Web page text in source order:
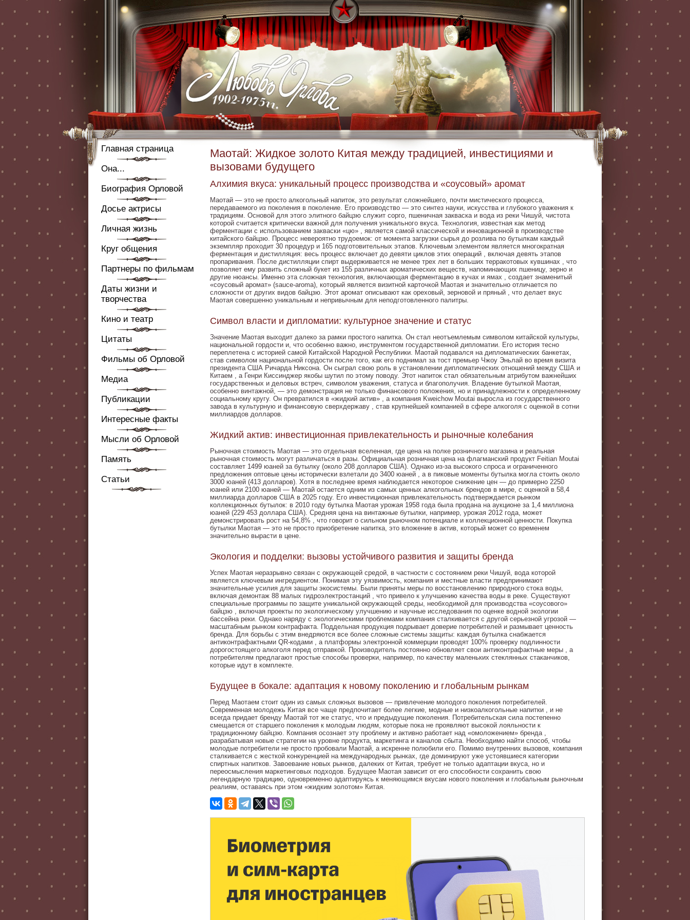
Главная страница
Она...
Биография Орловой
Досье актрисы
Личная жизнь
Круг общения
Партнеры по фильмам
Даты жизни и
творчества
Кино и театр
Цитаты
Фильмы об Орловой
Медиа
Публикации
Интересные факты
Мысли об Орловой
Память
Статьи
Маотай: Жидкое золото Китая между традицией, инвестициями и
вызовами будущего
Алхимия вкуса: уникальный процесс производства и «соусовый» аромат
Маотай — это не просто алкогольный напиток, это результат сложнейшего, почти мистического процесса,
передаваемого из поколения в поколение. Его производство — это синтез науки, искусства и глубокого уважения к
традициям. Основой для этого элитного байцзю служит сорго, пшеничная закваска и вода из реки Чишуй, чистота
которой считается критически важной для получения уникального вкуса. Технология, известная как метод
ферментации с использованием закваски «цю» , является самой классической и инновационной в производстве
китайского байцзю. Процесс невероятно трудоемок: от момента загрузки сырья до розлива по бутылкам каждый
экземпляр проходит 30 процедур и 165 подготовительных этапов. Ключевым элементом является многократная
ферментация и дистилляция: весь процесс включает до девяти циклов этих операций , включая девять этапов
пропаривания. После дистилляции спирт выдерживается не менее трех лет в больших терракотовых кувшинах , что
позволяет ему развить сложный букет из 155 различных ароматических веществ, напоминающих пшеницу, зерно и
другие нюансы. Именно эта сложная технология, включающая ферментацию в кучах и ямах , создает знаменитый
«соусовый аромат» (sauce-aroma), который является визитной карточкой Маотая и значительно отличается по
сложности от других видов байцзю. Этот аромат описывают как ореховый, зерновой и пряный , что делает вкус
Маотая совершенно уникальным и непривычным для неподготовленного палитры.
Символ власти и дипломатии: культурное значение и статус
Значение Маотая выходит далеко за рамки простого напитка. Он стал неотъемлемым символом китайской культуры,
национальной гордости и, что особенно важно, инструментом государственной дипломатии. Его история тесно
переплетена с историей самой Китайской Народной Республики. Маотай подавался на дипломатических банкетах,
став символом национальной гордости после того, как его поднимал за тост премьер Чжоу Эньлай во время визита
президента США Ричарда Никсона. Он сыграл свою роль в установлении дипломатических отношений между США и
Китаем , а Генри Киссинджер якобы шутил по этому поводу. Этот напиток стал обязательным атрибутом важнейших
государственных и деловых встреч, символом уважения, статуса и благополучия. Владение бутылкой Маотая,
особенно винтажной, — это демонстрация не только финансового положения, но и принадлежности к определенному
социальному кругу. Он превратился в «жидкий актив» , а компания Kweichow Moutai выросла из государственного
завода в культурную и финансовую сверхдержаву , став крупнейшей компанией в сфере алкоголя с оценкой в сотни
миллиардов долларов.
Жидкий актив: инвестиционная привлекательность и рыночные колебания
Рыночная стоимость Маотая — это отдельная вселенная, где цена на полке розничного магазина и реальная
рыночная стоимость могут различаться в разы. Официальная розничная цена на флагманский продукт Feitian Moutai
составляет 1499 юаней за бутылку (около 208 долларов США). Однако из-за высокого спроса и ограниченного
предложения оптовые цены исторически взлетали до 3400 юаней , а в пиковые моменты бутылка могла стоить около
3000 юаней (413 долларов). Хотя в последнее время наблюдается некоторое снижение цен — до примерно 2250
юаней или 2100 юаней — Маотай остается одним из самых ценных алкогольных брендов в мире, с оценкой в 58,4
миллиарда долларов США в 2025 году. Его инвестиционная привлекательность подтверждается рынком
коллекционных бутылок: в 2010 году бутылка Маотая урожая 1958 года была продана на аукционе за 1,4 миллиона
юаней (229 453 доллара США). Средняя цена на винтажные бутылки, например, урожая 2012 года, может
демонстрировать рост на 54,8% , что говорит о сильном рыночном потенциале и коллекционной ценности. Покупка
бутылки Маотая — это не просто приобретение напитка, это вложение в актив, который может со временем
значительно вырасти в цене.
Экология и подделки: вызовы устойчивого развития и защиты бренда
Успех Маотая неразрывно связан с окружающей средой, в частности с состоянием реки Чишуй, вода которой
является ключевым ингредиентом. Понимая эту уязвимость, компания и местные власти предпринимают
значительные усилия для защиты экосистемы. Были приняты меры по восстановлению природного стока воды,
включая демонтаж 88 малых гидроэлектростанций , что привело к улучшению качества воды в реке. Существуют
специальные программы по защите уникальной окружающей среды, необходимой для производства «соусового»
байцзю , включая проекты по экологическому улучшению и научные исследования по оценке водной экологии
бассейна реки. Однако наряду с экологическими проблемами компания сталкивается с другой серьезной угрозой —
масштабным рынком контрафакта. Поддельная продукция подрывает доверие потребителей и размывает ценность
бренда. Для борьбы с этим внедряются все более сложные системы защиты: каждая бутылка снабжается
антиконтрафактными QR-кодами , а платформы электронной коммерции проводят 100% проверку подлинности
дорогостоящего алкоголя перед отправкой. Производитель постоянно обновляет свои антиконтрафактные меры , а
потребителям предлагают простые способы проверки, например, по качеству маленьких стеклянных стаканчиков,
которые идут в комплекте.
Будущее в бокале: адаптация к новому поколению и глобальным рынкам
Перед Маотаем стоит один из самых сложных вызовов — привлечение молодого поколения потребителей.
Современная молодежь Китая все чаще предпочитает более легкие, модные и низкоалкогольные напитки , и не
всегда придает бренду Маотай тот же статус, что и предыдущие поколения. Потребительская сила постепенно
смещается от старшего поколения к молодым людям, которые пока не проявляют высокой лояльности к
традиционному байцзю. Компания осознает эту проблему и активно работает над «омоложением» бренда ,
разрабатывая новые стратегии на уровне продукта, маркетинга и каналов сбыта. Необходимо найти способ, чтобы
молодые потребители не просто пробовали Маотай, а искренне полюбили его. Помимо внутренних вызовов, компания
сталкивается с жесткой конкуренцией на международных рынках, где доминируют уже устоявшиеся категории
спиртных напитков. Завоевание новых рынков, далеких от Китая, требует не только адаптации вкуса, но и
переосмысления маркетинговых подходов. Будущее Маотая зависит от его способности сохранить свою
легендарную традицию, одновременно адаптируясь к меняющимся вкусам нового поколения и глобальным рыночным
реалиям, оставаясь при этом «жидким золотом» Китая.